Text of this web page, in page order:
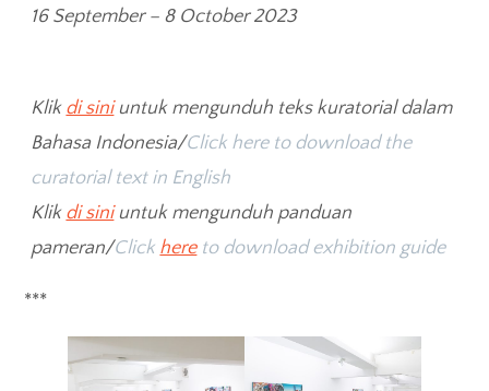
16 September – 8 October 2023
Klik di siniuntuk mengunduh teks kuratorial dalam
Bahasa Indonesia/Click here to download the
curatorial text in English
Klik di siniuntuk mengunduh panduan
pameran/Click hereto download exhibition guide
***